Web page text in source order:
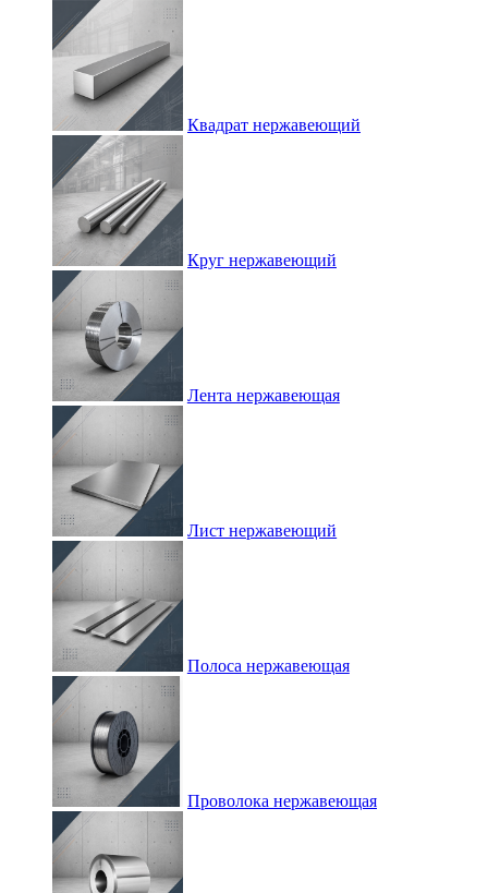
Квадрат нержавеющий
Круг нержавеющий
Лента нержавеющая
Лист нержавеющий
Полоса нержавеющая
Проволока нержавеющая